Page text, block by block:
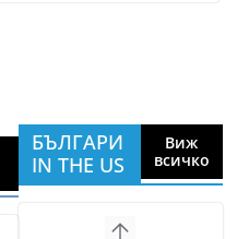
БЪЛГАРИ
IN THE US
Виж
всичко